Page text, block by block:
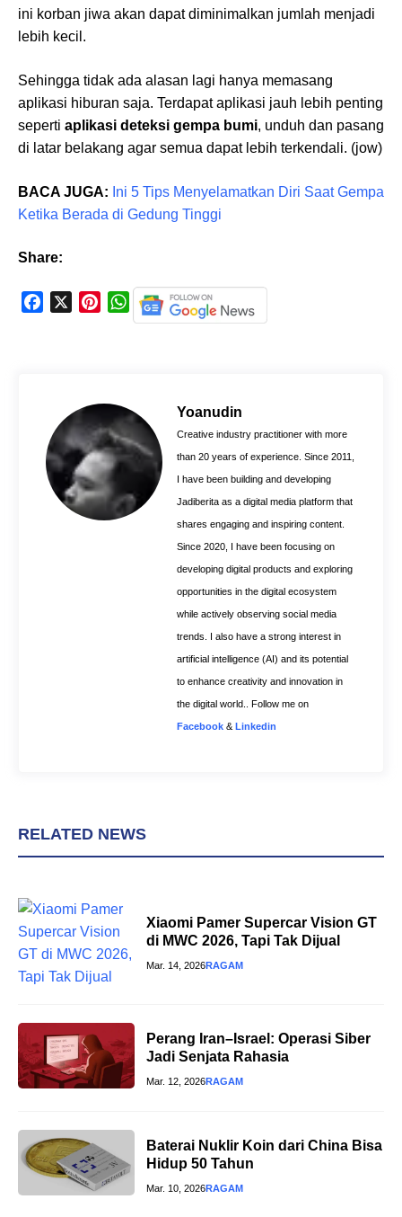
ini korban jiwa akan dapat diminimalkan jumlah menjadi
lebih kecil.
Sehingga tidak ada alasan lagi hanya memasang
aplikasi hiburan saja. Terdapat aplikasi jauh lebih penting
seperti aplikasi deteksi gempa bumi, unduh dan pasang
di latar belakang agar semua dapat lebih terkendali. (jow)
BACA JUGA: Ini 5 Tips Menyelamatkan Diri Saat Gempa
Ketika Berada di Gedung Tinggi
Share:
k
r
e
s
t
W
h
A
p
p
Yoanudin
Creative industry practitioner with more
than 20 years of experience. Since 2011,
I have been building and developing
Jadiberita as a digital media platform that
shares engaging and inspiring content.
Since 2020, I have been focusing on
developing digital products and exploring
opportunities in the digital ecosystem
while actively observing social media
trends. I also have a strong interest in
artificial intelligence (AI) and its potential
to enhance creativity and innovation in
the digital world.. Follow me on
Facebook & Linkedin
RELATED NEWS
Xiaomi Pamer Supercar Vision GT
di MWC 2026, Tapi Tak Dijual
Mar. 14, 2026RAGAM
Perang Iran–Israel: Operasi Siber
Jadi Senjata Rahasia
Mar. 12, 2026RAGAM
Baterai Nuklir Koin dari China Bisa
Hidup 50 Tahun
Mar. 10, 2026RAGAM